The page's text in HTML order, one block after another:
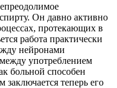
Он давно активно
протекающих в
работа практически
нейронами
употреблением
больной способен
теперь его